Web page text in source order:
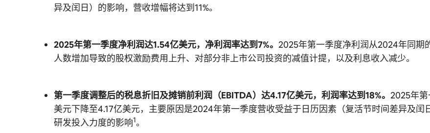
异及闰日）的影响，营收增幅将达到11%。
2025年第一季度净利润达1.54亿美元，净利润率达到7%。 2025年第一季度净利润从2024年同期
人数增加导致的股权激励费用上升、对部分非上市公司投资的减值计提，以及利息收入减少。
第一季度调整后的税息折旧及摊销前利润（EBITDA）达4.17亿美元，利润率达到18%。 2025年
美元下降至4.17亿美元，主要原因是2024年第一季度营收受益于日历因素（复活节时间差异及
研发投入力度的影响1。